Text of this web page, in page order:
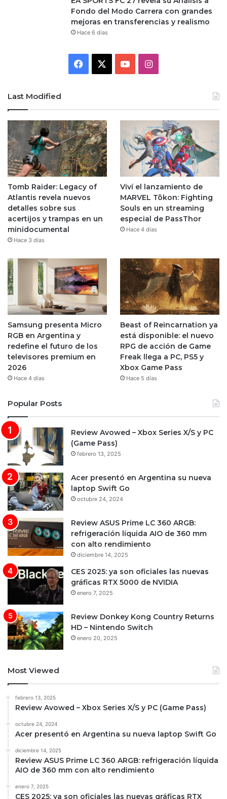
Fondo del Modo Carrera con grandes
mejoras en transferencias y realismo
Hace 6 días
Facebook YouTubeInstagram
Last Modified
Tomb Raider: Legacy of
Atlantis revela nuevos
detalles sobre sus
acertijos y trampas en un
minidocumental
Hace 3 días
Viví el lanzamiento de
MARVEL Tōkon: Fighting
Souls en un streaming
especial de PassThor
Hace 4 días
Samsung presenta Micro
RGB en Argentina y
redefine el futuro de los
televisores premium en
2026
Hace 4 días
Beast of Reincarnation ya
está disponible: el nuevo
RPG de acción de Game
Freak llega a PC, PS5 y
Xbox Game Pass
Hace 5 días
Popular Posts
Review Avowed – Xbox Series X/S y PC
(Game Pass)
febrero 13, 2025
Acer presentó en Argentina su nueva
laptop Swift Go
octubre 24, 2024
Review ASUS Prime LC 360 ARGB:
refrigeración líquida AIO de 360 mm
con alto rendimiento
diciembre 14, 2025
CES 2025: ya son oficiales las nuevas
gráficas RTX 5000 de NVIDIA
enero 7, 2025
Review Donkey Kong Country Returns
HD – Nintendo Switch
enero 20, 2025
Most Viewed
febrero 13, 2025
Review Avowed – Xbox Series X/S y PC (Game Pass)
octubre 24, 2024
Acer presentó en Argentina su nueva laptop Swift Go
diciembre 14, 2025
Review ASUS Prime LC 360 ARGB: refrigeración líquida
AIO de 360 mm con alto rendimiento
enero 7, 2025
CES 2025: ya son oficiales las nuevas gráficas RTX